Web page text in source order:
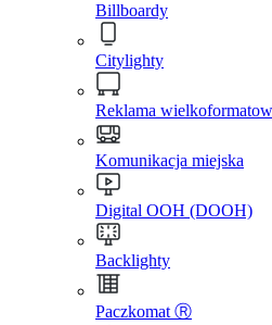
Billboardy
Citylighty
Reklama
Komunikacja miejska
Digital OOH (DOOH)
Backlighty
Paczkomat Ⓡ